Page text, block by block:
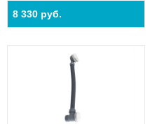
8 330 руб.